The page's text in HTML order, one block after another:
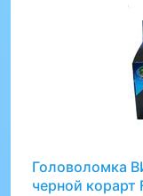
Головоломка
черной корарт